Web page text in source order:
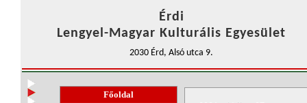
Érdi
Lengyel-Magyar Kulturális Egyesület
2030 Érd, Alsó utca 9.
Főoldal